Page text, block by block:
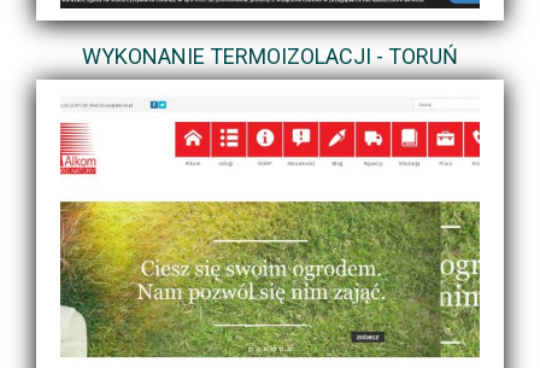
WYKONANIE TERMOIZOLACJI - TORUŃ